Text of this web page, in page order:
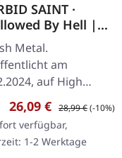
SAINT ·
By Hell |
LP
Metal.
am
auf High
Records. Schwarzes
Die Underground-
Legenden Morbid
kehren mit…
Verkaufspreis:
26,09 € Regulärer Preis:
28,99 €(-10%)
verfügbar,
1-2 Werktage